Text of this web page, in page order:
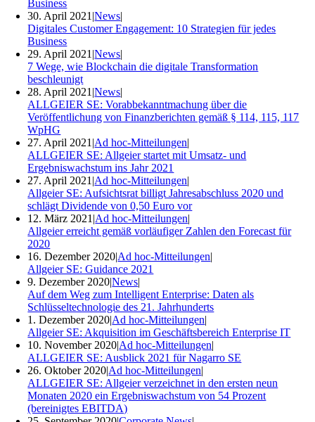
Business
30. April 2021 |News|
Digitales Customer Engagement: 10 Strategien für jedes
Business
29. April 2021 |News|
7 Wege, wie Blockchain die digitale Transformation
beschleunigt
28. April 2021 |News|
ALLGEIER SE: Vorabbekanntmachung über die
Veröffentlichung von Finanzberichten gemäß § 114, 115, 117
WpHG
27. April 2021 |Ad hoc-Mitteilungen|
ALLGEIER SE: Allgeier startet mit Umsatz- und
Ergebniswachstum ins Jahr 2021
27. April 2021 |Ad hoc-Mitteilungen|
Allgeier SE: Aufsichtsrat billigt Jahresabschluss 2020 und
schlägt Dividende von 0,50 Euro vor
12. März 2021 |Ad hoc-Mitteilungen|
Allgeier erreicht gemäß vorläufiger Zahlen den Forecast für
2020
16. Dezember 2020|Ad hoc-Mitteilungen|
Allgeier SE: Guidance 2021
9. Dezember 2020|News|
Auf dem Weg zum Intelligent Enterprise: Daten als
Schlüsseltechnologie des 21. Jahrhunderts
1. Dezember 2020|Ad hoc-Mitteilungen|
Allgeier SE: Akquisition im Geschäftsbereich Enterprise IT
10. November 2020|Ad hoc-Mitteilungen|
ALLGEIER SE: Ausblick 2021 für Nagarro SE
26. Oktober 2020|Ad hoc-Mitteilungen|
ALLGEIER SE: Allgeier verzeichnet in den ersten neun
Monaten 2020 ein Ergebniswachstum von 54 Prozent
(bereinigtes EBITDA)